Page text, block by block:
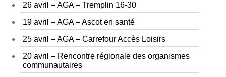
26 avril – AGA – Tremplin 16-30
19 avril – AGA – Ascot en santé
25 avril – AGA – Carrefour Accès Loisirs
20 avril – Rencontre régionale des organismes
communautaires